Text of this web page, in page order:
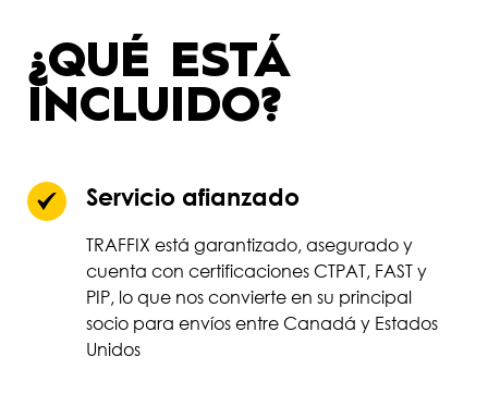
¿QUÉ ESTÁ
INCLUIDO?
Servicio afianzado
TRAFFIX está garantizado, asegurado y
cuenta con certificaciones CTPAT, FAST y
PIP, lo que nos convierte en su principal
socio para envíos entre Canadá y Estados
Unidos